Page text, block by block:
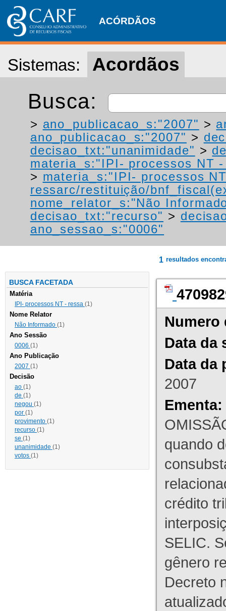
ACÓRDÃOS
Sistemas: Acordãos
Busca:
> ano_publicacao_s:"2007" >
ano_publicacao_s:"2007" >
decisao_txt:"unanimidade" >
materia_s:"IPI- processos NT
> materia_s:"IPI- processos
ressarc/restituição/
nome_relator_s:"Não
decisao_txt:"recurso" >
ano_sessao_s:"0006"
BUSCA FACETADA
Matéria
IPI- processos NT - ressa (1)
Nome Relator
Não Informado (1)
Ano Sessão
0006 (1)
Ano Publicação
2007 (1)
Decisão
ao (1)
de (1)
negou (1)
por (1)
provimento (1)
recurso (1)
se (1)
unanimidade (1)
votos (1)
1 resultados
Numero
Data da
Data da
2007
Ementa:
quando
crédito
SELIC.
gênero
Decreto